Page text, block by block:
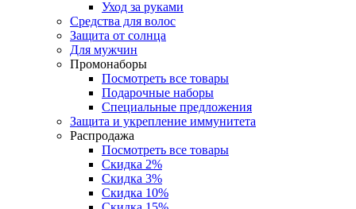
Уход за руками
Средства для волос
Защита от солнца
Для мужчин
Промонаборы
Посмотреть все товары
Подарочные наборы
Специальные предложения
Защита и укрепление иммунитета
Распродажа
Посмотреть все товары
Скидка 2%
Скидка 3%
Скидка 10%